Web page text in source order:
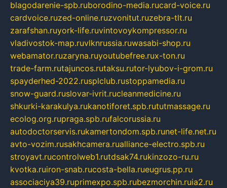
blagodarenie-spb.ruborodino-media.rucard-voice.ru
cardvoice.ruzed-online.ruzvonitut.ruzebra-tlt.ru
zarafshan.ruyork-life.ruvintovoykompressor.ru
vladivostok-map.ruvlknrussia.ruwasabi-shop.ru
webamator.ruzaryna.ruyoutubefree.rux-ton.ru
trade-farm.rutajuncos.rutaksu.rutor-lyubov-i-grom.ru
spayderhed-2022.rusplclub.rustoppamedia.ru
snow-guard.ruslovar-ivrit.rucleanmedicine.ru
shkurki-karakulya.rukanotiforet.spb.rututmassage.ru
ecolog.org.rupraga.spb.rufalcorussia.ru
autodoctorservis.rukamertondom.spb.runet-life.net.ru
avto-vozim.rusakhcamera.rualliance-electro.spb.ru
stroyavt.rucontrolweb1.rutdsak74.rukinzozo-ru.ru
kvotka.ruiron-snab.rucosta-bella.rueugrus.pp.ru
associaciya39.ruprimexpo.spb.rubezmorchin.ruia2.ru